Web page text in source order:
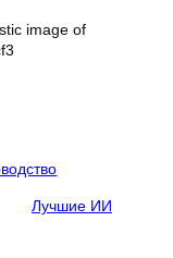
Лучшие ИИ